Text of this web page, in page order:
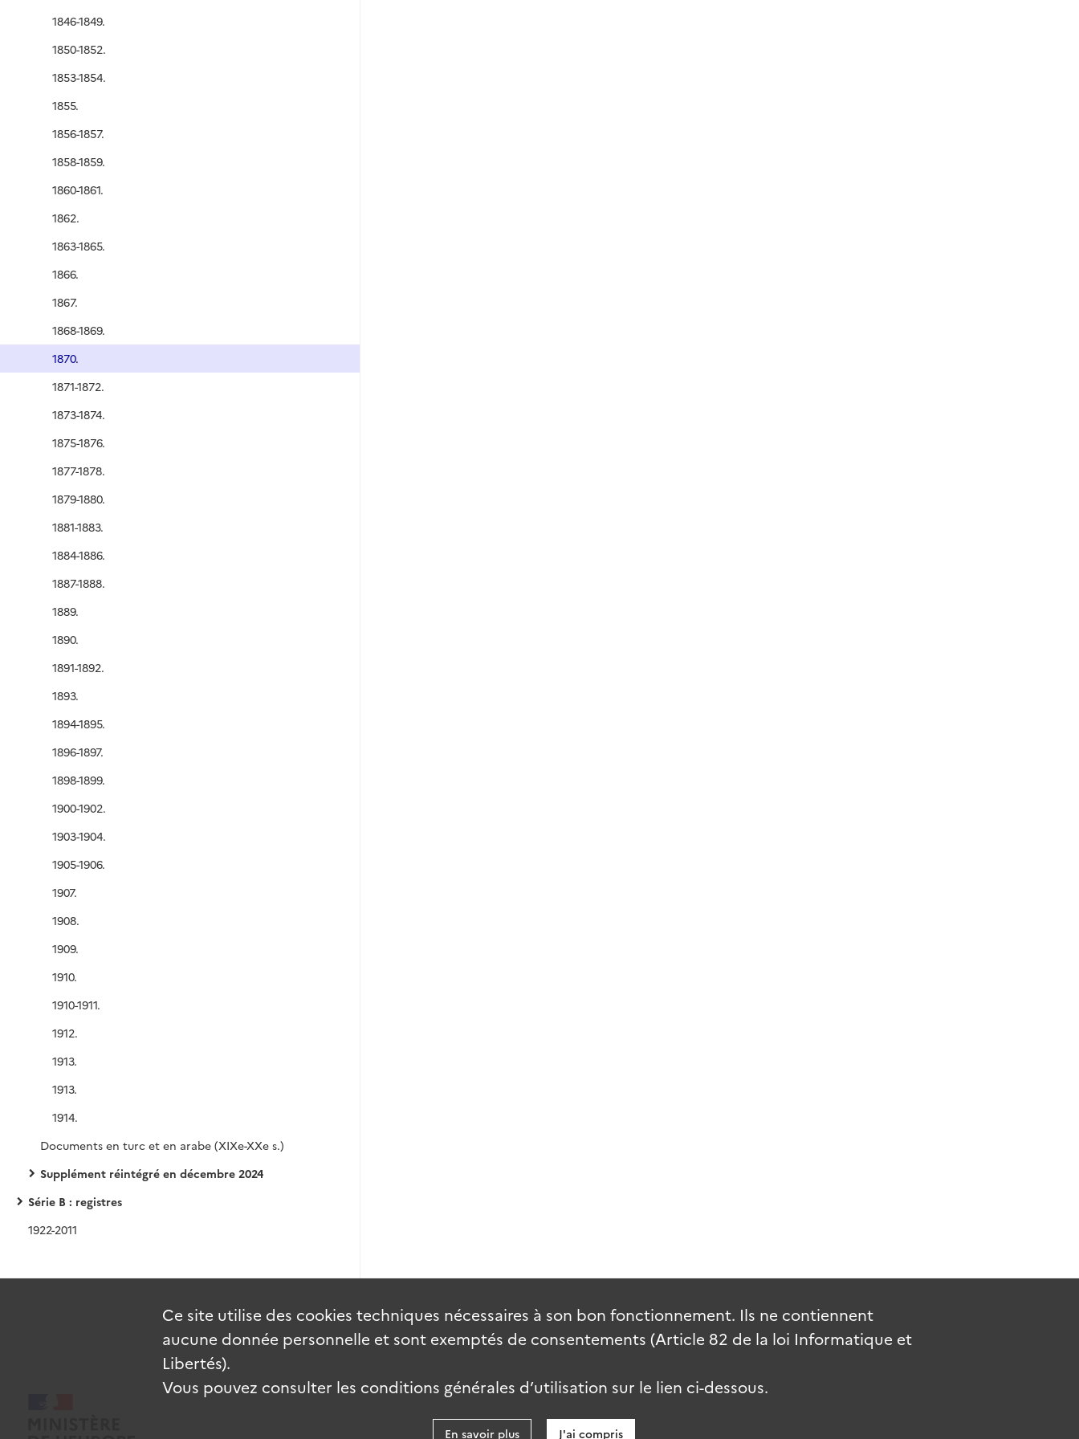
1846-1849.
1850-1852.
1853-1854.
1855.
1856-1857.
1858-1859.
1860-1861.
1862.
1863-1865.
1866.
1867.
1868-1869.
1870.
1871-1872.
1873-1874.
1875-1876.
1877-1878.
1879-1880.
1881-1883.
1884-1886.
1887-1888.
1889.
1890.
1891-1892.
1893.
1894-1895.
1896-1897.
1898-1899.
1900-1902.
1903-1904.
1905-1906.
1907.
1908.
1909.
1910.
1910-1911.
1912.
1913.
1913.
1914.
Documents en turc et en arabe (XIXe-XXe s.)
Supplément réintégré en décembre 2024
Série B : registres
1922-2011
Ce site utilise des cookies techniques nécessaires à son bon fonctionnement. Ils ne contiennent
aucune donnée personnelle et sont exemptés de consentements (Article 82 de la loi Informatique et
Libertés).
Vous pouvez consulter les conditions générales d’utilisation sur le lien ci-dessous.
En savoir plus J'ai compris